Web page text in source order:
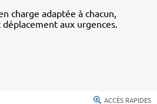
charge adaptée à chacun,
aux urgences.
ACCÈS RAPIDES